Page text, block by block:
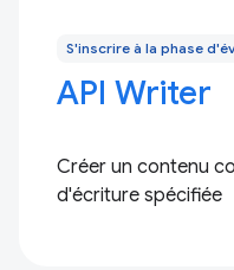
S'inscrire à la phase
API Writer
Créer un contenu
d'écriture spécifiée